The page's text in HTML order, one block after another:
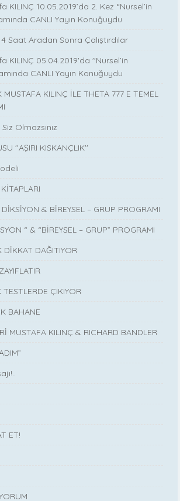
KILINÇ 10.05.2019’da 2. Kez “Nursel’in
CANLI Yayın Konuğuydu
Saat Aradan Sonra Çalıştırdılar
KILINÇ 05.04.2019'da ''Nursel’in
CANLI Yayın Konuğuydu
MUSTAFA KILINÇ İLE THETA 777 E TEMEL
Olmazsınız
''AŞIRI KISKANÇLIK''
& BİREYSEL – GRUP PROGRAMI
“ & “BİREYSEL – GRUP” PROGRAMI
DİKKAT DAĞITIYOR
TESTLERDE ÇIKIYOR
BAHANE
MUSTAFA KILINÇ & RICHARD BANDLER
ET!